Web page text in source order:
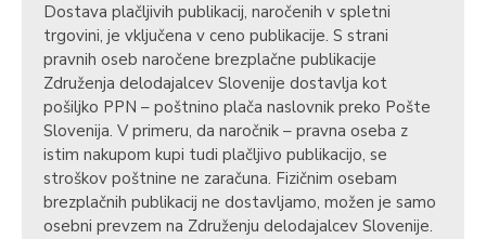
Dostava plačljivih publikacij, naročenih v spletni
trgovini, je vključena v ceno publikacije. S strani
pravnih oseb naročene brezplačne publikacije
Združenja delodajalcev Slovenije dostavlja kot
pošiljko PPN – poštnino plača naslovnik preko Pošte
Slovenija. V primeru, da naročnik – pravna oseba z
istim nakupom kupi tudi plačljivo publikacijo, se
stroškov poštnine ne zaračuna. Fizičnim osebam
brezplačnih publikacij ne dostavljamo, možen je samo
osebni prevzem na Združenju delodajalcev Slovenije.